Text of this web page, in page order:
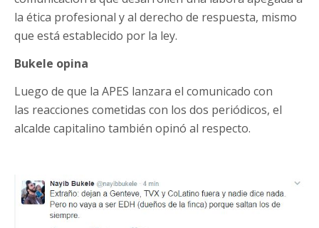
la ética profesional y al derecho de respuesta, mismo
que está establecido por la ley.
Bukele opina
Luego de que la APES lanzara el comunicado con
las reacciones cometidas con los dos periódicos, el
alcalde capitalino también opinó al respecto.